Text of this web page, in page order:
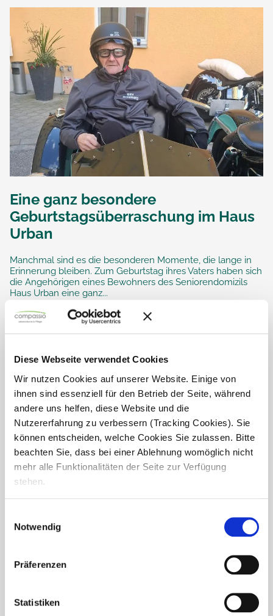
Diese Webseite verwendet Cookies
Wir nutzen Cookies auf unserer Website. Einige von
ihnen sind essenziell für den Betrieb der Seite, während
andere uns helfen, diese Website und die
Nutzererfahrung zu verbessern (Tracking Cookies). Sie
können entscheiden, welche Cookies Sie zulassen. Bitte
beachten Sie, dass bei einer Ablehnung womöglich nicht
mehr alle Funktionalitäten der Seite zur Verfügung
stehen.
Notwendig
Präferenzen
Statistiken
Eine ganz besondere
Geburtstagsüberraschung im Haus
Urban
Manchmal sind es die besonderen Momente, die lange in
Erinnerung bleiben. Zum Geburtstag ihres Vaters haben sich
die Angehörigen eines Bewohners des Seniorendomizils
Haus Urban eine ganz...
Gesundheitstag der KKH im Haus
Im Seniorendomizil Haus Urban fand ein Gesundheitstag in
Zusammenarbeit mit der KKH statt. Im Mittelpunkt stand
Mitarbeiter.